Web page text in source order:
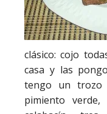
clásico: cojo
casa y las
tengo un
pimiento